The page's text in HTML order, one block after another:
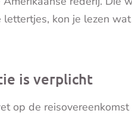
kon je lezen
is verplicht
op de